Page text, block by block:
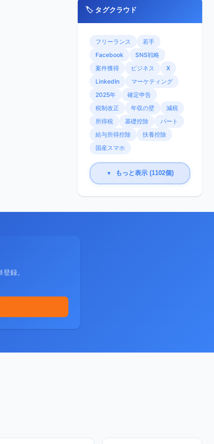
🏷️ タグクラウド
フリーランス
若手
Facebook
SNS戦略
案件獲得
ビジネス
X
LinkedIn
マーケティング
2025年
確定申告
税制改正
年収の壁
減税
所得税
基礎控除
パート
給与所得控除
扶養控除
国産スマホ
▼ もっと表示 (1102個)
録。